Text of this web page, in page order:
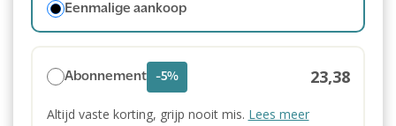
Eenmalige aankoop
Abonnement -5% 23,38
Altijd vaste korting, grijp nooit mis. Lees meer